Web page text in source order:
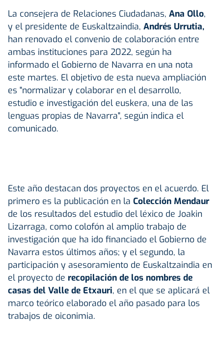
La consejera de Relaciones Ciudadanas, Ana Ollo,
y el presidente de Euskaltzaindia, Andrés Urrutia,
han renovado el convenio de colaboración entre
ambas instituciones para 2022, según ha
informado el Gobierno de Navarra en una nota
este martes. El objetivo de esta nueva ampliación
es "normalizar y colaborar en el desarrollo,
estudio e investigación del euskera, una de las
lenguas propias de Navarra", según indica el
comunicado.
Este año destacan dos proyectos en el acuerdo. El
primero es la publicación en la Colección Mendaur
de los resultados del estudio del léxico de Joakin
Lizarraga, como colofón al amplio trabajo de
investigación que ha ido financiado el Gobierno de
Navarra estos últimos años; y el segundo, la
participación y asesoramiento de Euskaltzaindia en
el proyecto de recopilación de los nombres de
casas del Valle de Etxauri, en el que se aplicará el
marco teórico elaborado el año pasado para los
trabajos de oiconimia.